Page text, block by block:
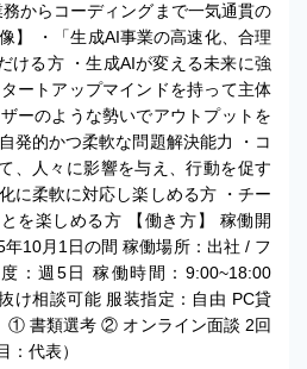
からコーディングまで一気通貫の
】 ・「生成AI事業の高速化、合理
ける方 ・生成AIが変える未来に強
ートアップマインドを持って主体
ーのような勢いでアウトプットを
発的かつ柔軟な問題解決能力 ・コ
、人々に影響を与え、行動を促す
に柔軟に対応し楽しめる方 ・チー
を楽しめる方 【働き方】 稼働開
10月1日の間 稼働場所：出社 / フ
：週5日 稼働時間：9:00~18:00
可能 服装指定：自由 PC貸
① 書類選考 ② オンライン面談 2回
代表）